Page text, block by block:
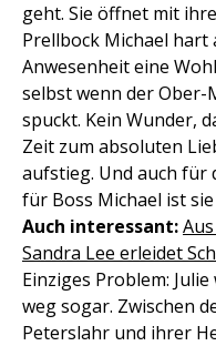
geht. Sie öffnet mit
Prellbock Michael
Anwesenheit eine
selbst wenn der Ober-
spuckt. Kein Wunder,
Zeit zum absoluten
aufstieg. Und auch für
für Boss Michael ist
Auch interessant:
Sandra Lee erleidet
Einziges Problem:
weg sogar. Zwischen
Peterslahr und ihrer